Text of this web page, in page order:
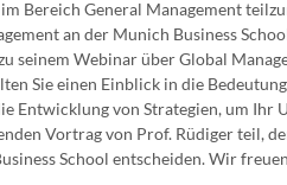
Bereich General Management
an der Munich Business
seinem Webinar über Global
Sie einen Einblick in die
von Strategien, um Ihr
Vortrag von Prof. Rüdiger teil,
School entscheiden. Wir